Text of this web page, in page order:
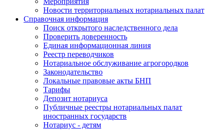
Новости территориальных нотариальных палат
Справочная информация
Поиск открытого наследственного дела
Проверить доверенность
Единая информационная линия
Реестр переводчиков
Нотариальное обслуживание агрогородков
Законодательство
Локальные правовые акты БНП
Тарифы
Депозит нотариуса
Публичные реестры нотариальных палат
иностранных государств
Нотариус - детям